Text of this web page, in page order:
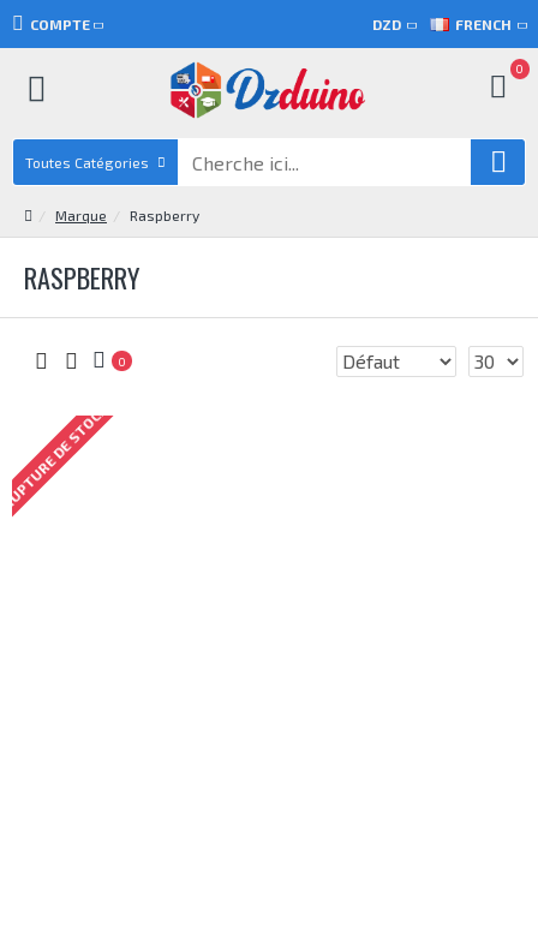
COMPTE DZD FRENCH
0
Toutes Catégories
Marque Raspberry
RASPBERRY
0
DE STOCK